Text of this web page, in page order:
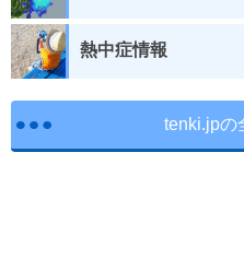
熱中症情報
tenki.jpの